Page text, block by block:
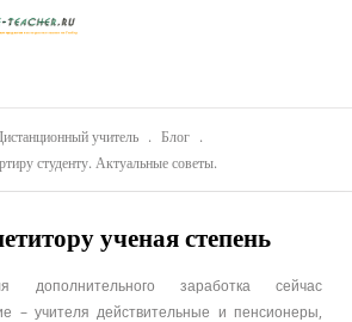
учитель . Блог
.
студенту. Актуальные советы.
ученая степень
дополнительного заработка сейчас
– учителя действительные и пенсионеры,